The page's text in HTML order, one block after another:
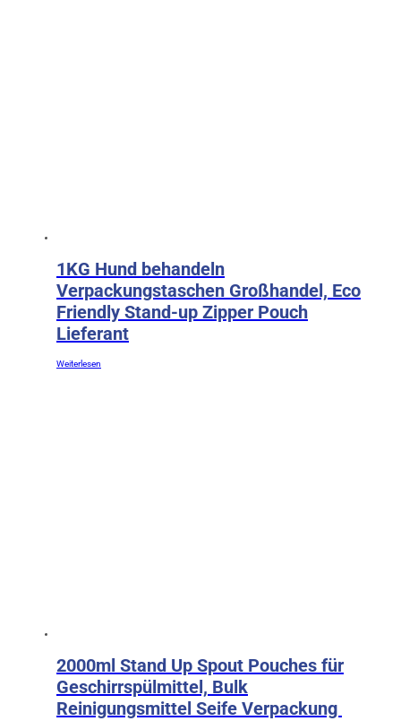
1KG Hund behandeln
Verpackungstaschen Großhandel, Eco
Friendly Stand-up Zipper Pouch
Lieferant
Weiterlesen
2000ml Stand Up Spout Pouches für
Geschirrspülmittel, Bulk
Reinigungsmittel Seife Verpackung